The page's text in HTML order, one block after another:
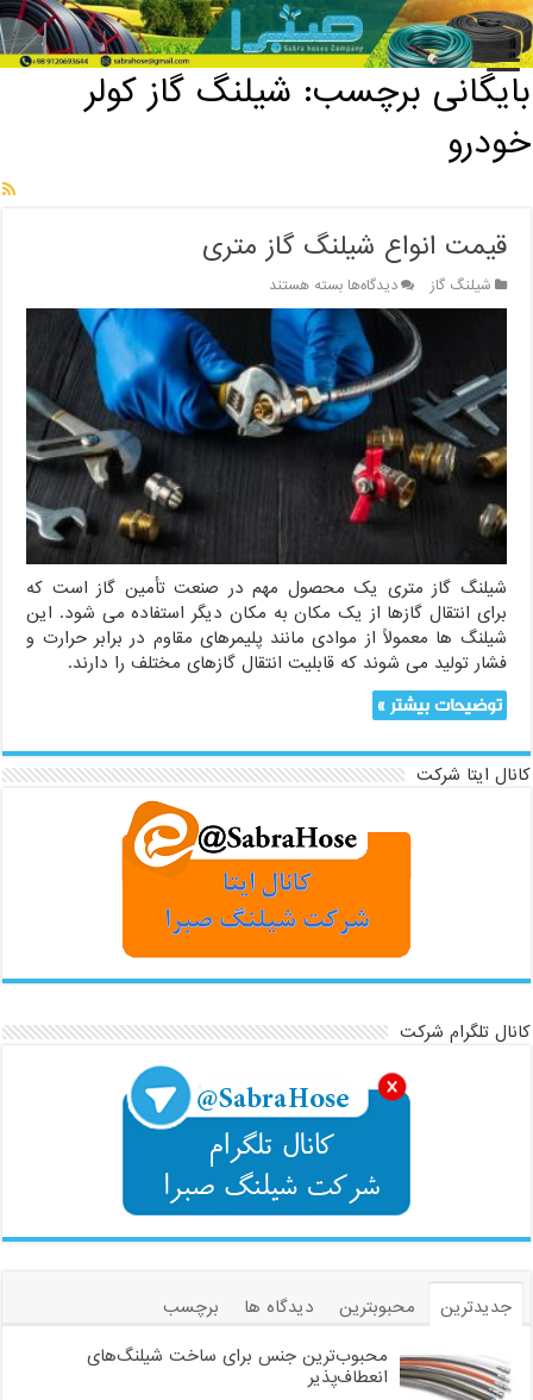
خانه / بایگانی برچسب: شیلنگ گاز کولر خودرو
بایگانی برچسب: شیلنگ گاز کولر
خودرو
قیمت انواع شیلنگ گاز متری
شیلنگ گاز دیدگاه‌هابرای
قیمت
انواع
شیلنگ
گاز
متری
بسته هستند
شیلنگ گاز متری یک محصول مهم در صنعت تأمین گاز است که
برای انتقال گازها از یک مکان به مکان دیگر استفاده می شود. این
شیلنگ ها معمولاً از موادی مانند پلیمرهای مقاوم در برابر حرارت و
فشار تولید می شوند که قابلیت انتقال گازهای مختلف را دارند.
توضیحات بیشتر »
کانال ایتا شرکت
کانال تلگرام شرکت
جدیدترین محبوبترین دیدگاه ها
برچسب
محبوب‌ترین جنس برای ساخت شیلنگ‌های
انعطاف‌پذیر